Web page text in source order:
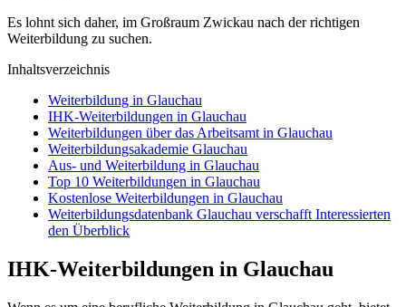
Es lohnt sich daher, im Großraum Zwickau nach der richtigen
Weiterbildung zu suchen.
Inhaltsverzeichnis
Weiterbildung in Glauchau
IHK-Weiterbildungen in Glauchau
Weiterbildungen über das Arbeitsamt in Glauchau
Weiterbildungsakademie Glauchau
Aus- und Weiterbildung in Glauchau
Top 10 Weiterbildungen in Glauchau
Kostenlose Weiterbildungen in Glauchau
Weiterbildungsdatenbank Glauchau verschafft Interessierten
den Überblick
IHK-Weiterbildungen in Glauchau